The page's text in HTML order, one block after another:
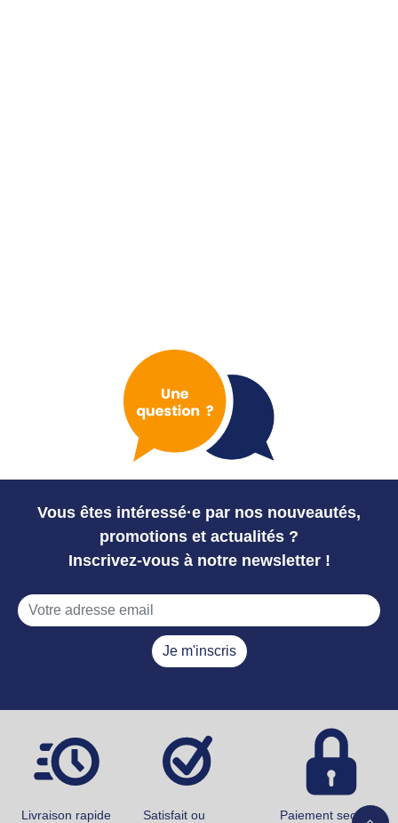
Vous êtes intéressé·e par nos nouveautés,
promotions et actualités ?
Inscrivez-vous à notre newsletter !
Je m'inscris
Livraison rapide
Satisfait ou
Paiement securisé